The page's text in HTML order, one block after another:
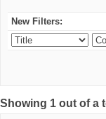
New Filters:
Showing 1 out of a